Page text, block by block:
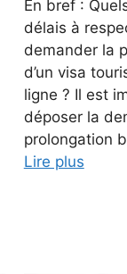
En bref :
délais à
demander la
d’un visa
ligne ? Il est
déposer la
prolongation
Lire plus